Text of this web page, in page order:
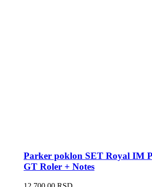
Parker poklon SET Royal IM
GT Roler + Notes